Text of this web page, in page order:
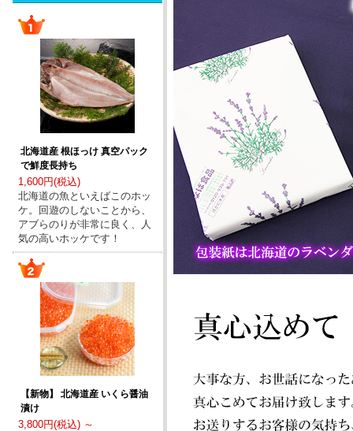
北海道産 根ほっけ 真空パック
で鮮度長持ち
1,600円(税込)
北海道の魚といえばこのホッ
ケ。回遊のしないことから、
アブらのりが非常に良く、人
気の高いホッケです！
【新物】 北海道産 いくら醤油
漬け
3,800円(税込) ～